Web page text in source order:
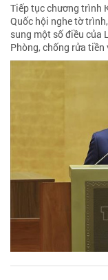
Tiếp tục chương trình
Quốc hội nghe tờ
sung một số điều của
Phòng, chống rửa